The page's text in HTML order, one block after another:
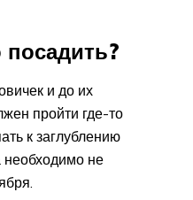
и до их
пройти где-то
к заглублению
необходимо не